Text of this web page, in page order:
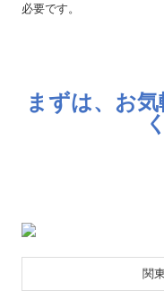
関
必要です。
まずは、お